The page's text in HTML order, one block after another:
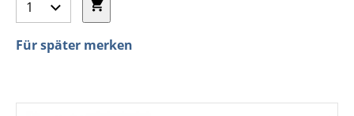
Für später merken